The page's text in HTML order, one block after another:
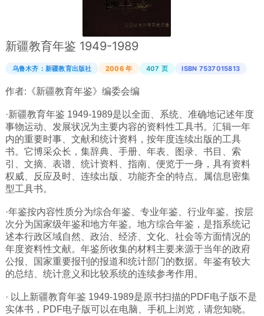
上海
重庆
山西
黑龙江
吉林
辽宁
河北
内蒙
青海
新疆
天津
北京
甘肃
新疆教育年鉴 1949-1989
乌鲁木齐：新疆教育出版社 2006 年 407 页 ISBN 7537015813
作者: 《新疆教育年鉴》编委会编
·新疆教育年鉴 1949-1989是以全面、系统、准确地记述年度
事物运动、发展状况为主要内容的资料性工具书。汇辑一年
内的重要时事、文献和统计资料，按年度连续出版的工具
书。它博采众长，集辞典、手册、年表、图录、书目、索
引、文摘、表谱、统计资料、指南、便览于一身，具有资料
权威、反应及时、连续出版、功能齐全的特点。属信息密集
型工具书。
·年鉴按内容性质分为综合年鉴、专业年鉴、行业年鉴。按层
次分为国家级年鉴和地方年鉴。地方综合年鉴，是指系统记
述本行政区域自然、政治、经济、文化、社会等方面情况的
年度资料性文献。年鉴所收集的材料主要来源于当年的政府
公报、国家重要报刊的报道和统计部门的数据。年鉴有较大
的总结、统计意义和比较系统的连续参考作用。
· 以上新疆教育年鉴 1949-1989是原书扫描的PDF电子版不是
实体书，PDF电子版可以在电脑、手机上浏览，请您知晓。